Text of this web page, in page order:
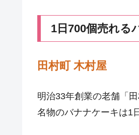
1日700個売れる
田村町 木村屋
明治33年創業の老舗「田
名物のバナナケーキは1